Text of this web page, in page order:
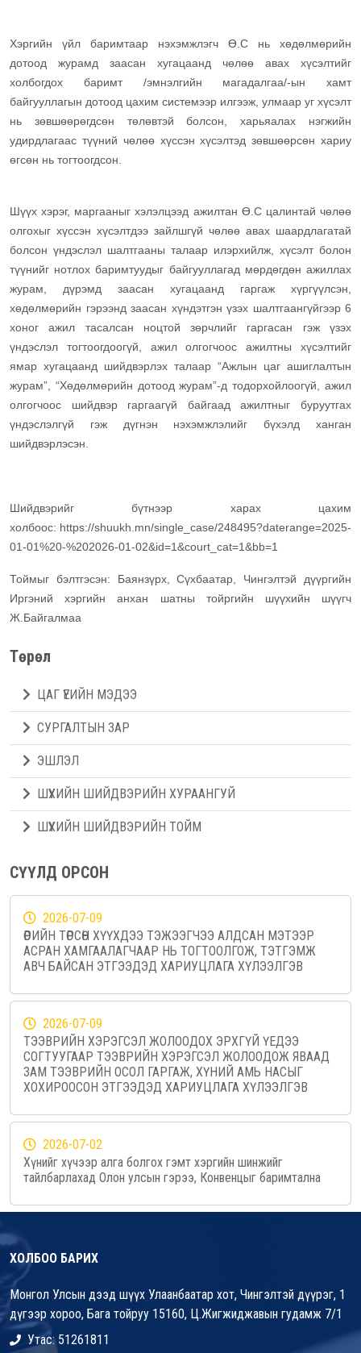
Хэргийн үйл баримтаар нэхэмжлэгч Ө.С нь хөдөлмөрийн
дотоод журамд заасан хугацаанд чөлөө авах хүсэлтийг
холбогдох баримт /эмнэлгийн магадалгаа/-ын хамт
байгууллагын дотоод цахим системээр илгээж, улмаар уг хүсэлт
нь зөвшөөрөгдсөн төлөвтэй болсон, харьяалах нэгжийн
удирдлагаас түүний чөлөө хүссэн хүсэлтэд зөвшөөрсөн хариу
өгсөн нь тогтоогдсон.
Шүүх хэрэг, маргааныг хэлэлцээд ажилтан Ө.С цалинтай чөлөө
олгохыг хүссэн хүсэлтдээ зайлшгүй чөлөө авах шаардлагатай
болсон үндэслэл шалтгааны талаар илэрхийлж, хүсэлт болон
түүнийг нотлох баримтуудыг байгууллагад мөрдөгдөн ажиллах
журам, дүрэмд заасан хугацаанд гаргаж хүргүүлсэн,
хөдөлмөрийн гэрээнд заасан хүндэтгэн үзэх шалтгаангүйгээр 6
хоног ажил тасалсан ноцтой зөрчлийг гаргасан гэж үзэх
үндэслэл тогтоогдоогүй, ажил олгогчоос ажилтны хүсэлтийг
ямар хугацаанд шийдвэрлэх талаар “Ажлын цаг ашиглалтын
журам”, “Хөдөлмөрийн дотоод журам”-д тодорхойлоогүй, ажил
олгогчоос шийдвэр гаргаагүй байгаад ажилтныг буруутгах
үндэслэлгүй гэж дүгнэн нэхэмжлэлийг бүхэлд ханган
шийдвэрлэсэн.
Шийдвэрийг бүтнээр харах цахим
холбоос: https://shuukh.mn/single_case/248495?daterange=2025-
01-01%20-%202026-01-02&id=1&court_cat=1&bb=1
Тоймыг бэлтгэсэн: Баянзүрх, Сүхбаатар, Чингэлтэй дүүргийн
Иргэний хэргийн анхан шатны тойргийн шүүхийн шүүгч
Ж.Байгалмаа
Төрөл
ЦАГ ҮЕИЙН МЭДЭЭ
СУРГАЛТЫН ЗАР
ЭШЛЭЛ
ШҮҮХИЙН ШИЙДВЭРИЙН ХУРААНГУЙ
ШҮҮХИЙН ШИЙДВЭРИЙН ТОЙМ
СҮҮЛД ОРСОН
2026-07-09
ӨӨРИЙН ТӨРСӨН ХҮҮХДЭЭ ТЭЖЭЭГЧЭЭ АЛДСАН МЭТЭЭР
АСРАН ХАМГААЛАГЧААР НЬ ТОГТООЛГОЖ, ТЭТГЭМЖ
АВЧ БАЙСАН ЭТГЭЭДЭД ХАРИУЦЛАГА ХҮЛЭЭЛГЭВ
2026-07-09
ТЭЭВРИЙН ХЭРЭГСЭЛ ЖОЛООДОХ ЭРХГҮЙ ҮЕДЭЭ
СОГТУУГААР ТЭЭВРИЙН ХЭРЭГСЭЛ ЖОЛООДОЖ ЯВААД
ЗАМ ТЭЭВРИЙН ОСОЛ ГАРГАЖ, ХҮНИЙ АМЬ НАСЫГ
ХОХИРООСОН ЭТГЭЭДЭД ХАРИУЦЛАГА ХҮЛЭЭЛГЭВ
2026-07-02
Хүнийг хүчээр алга болгох гэмт хэргийн шинжийг
тайлбарлахад Олон улсын гэрээ, Конвенцыг баримтална
ХОЛБОО БАРИХ
Монгол Улсын дээд шүүх Улаанбаатар хот, Чингэлтэй дүүрэг, 1
дүгээр хороо, Бага тойруу 15160, Ц.Жигжиджавын гудамж 7/1
Утас: 51261811